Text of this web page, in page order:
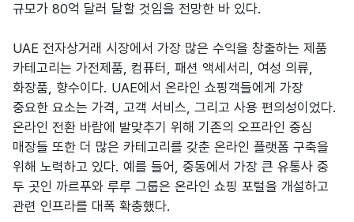
규모가 80억 달러 달할 것임을 전망한 바 있다.
UAE 전자상거래 시장에서 가장 많은 수익을 창출하는 제품
카테고리는 가전제품, 컴퓨터, 패션 액세서리, 여성 의류,
화장품, 향수이다. UAE에서 온라인 쇼핑객들에게 가장
중요한 요소는 가격, 고객 서비스, 그리고 사용 편의성이었다.
온라인 전환 바람에 발맞추기 위해 기존의 오프라인 중심
매장들 또한 더 많은 카테고리를 갖춘 온라인 플랫폼 구축을
위해 노력하고 있다. 예를 들어, 중동에서 가장 큰 유통사 중
두 곳인 까르푸와 루루 그룹은 온라인 쇼핑 포털을 개설하고
관련 인프라를 대폭 확충했다.